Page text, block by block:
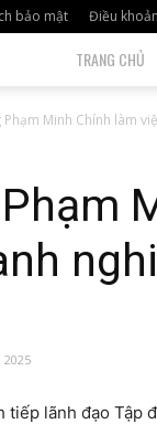
bảo mật Điều
TRANG CHỦ
Minh Chính làm
2025
lãnh đạo Tập